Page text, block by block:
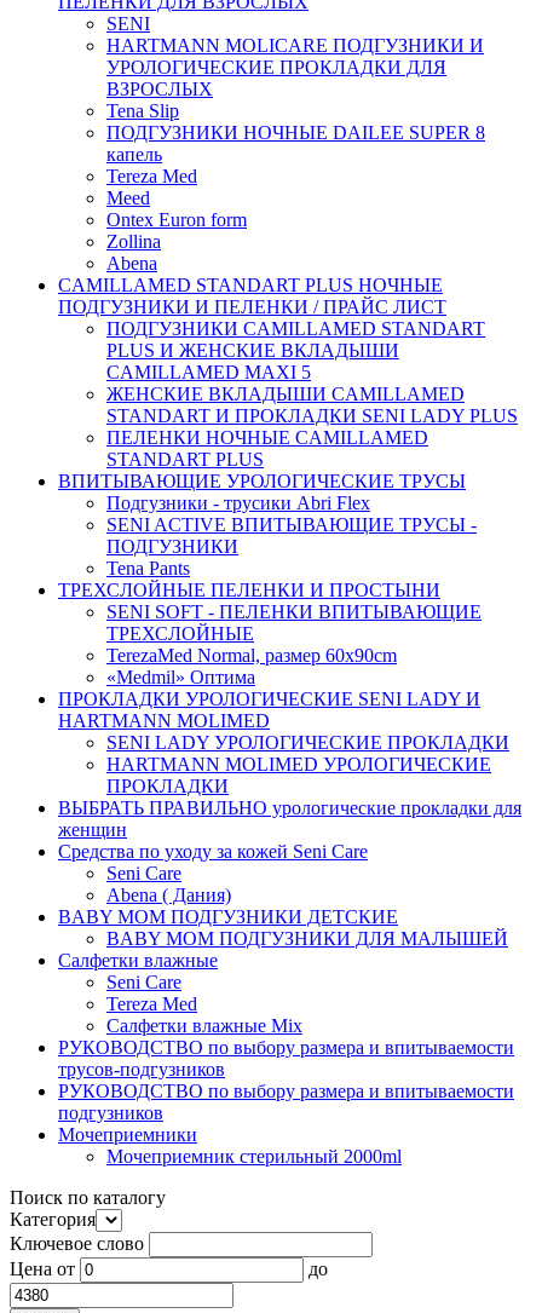
SENI
HARTMANN MOLICARE ПОДГУЗНИКИ И
УРОЛОГИЧЕСКИЕ ПРОКЛАДКИ ДЛЯ
ВЗРОСЛЫХ
Tena Slip
ПОДГУЗНИКИ НОЧНЫЕ DAILEE SUPER 8
капель
Tereza Med
Meed
Ontex Euron form
Zollina
Abena
CAMILLAMED STANDART PLUS НОЧНЫЕ
ПОДГУЗНИКИ И ПЕЛЕНКИ / ПРАЙС ЛИСТ
ПОДГУЗНИКИ CAMILLAMED STANDART
PLUS И ЖЕНСКИЕ ВКЛАДЫШИ
CAMILLAMED MAXI 5
ЖЕНСКИЕ ВКЛАДЫШИ CAMILLAMED
STANDART И ПРОКЛАДКИ SENI LADY PLUS
ПЕЛЕНКИ НОЧНЫЕ CAMILLAMED
STANDART PLUS
ВПИТЫВАЮЩИЕ УРОЛОГИЧЕСКИЕ ТРУСЫ
Подгузники - трусики Abri Flex
SENI ACTIVE ВПИТЫВАЮЩИЕ ТРУСЫ -
ПОДГУЗНИКИ
Tena Pants
ТРЕХСЛОЙНЫЕ ПЕЛЕНКИ И ПРОСТЫНИ
SENI SOFT - ПЕЛЕНКИ ВПИТЫВАЮЩИЕ
ТРЕХСЛОЙНЫЕ
TerezaMed Normal, размер 60x90cm
«Medmil» Оптима
ПРОКЛАДКИ УРОЛОГИЧЕСКИЕ SENI LADY И
HARTMANN MOLIMED
SENI LADY УРОЛОГИЧЕСКИЕ ПРОКЛАДКИ
HARTMANN MOLIMED УРОЛОГИЧЕСКИЕ
ПРОКЛАДКИ
ВЫБРАТЬ ПРАВИЛЬНО урологические прокладки для
женщин
Средства по уходу за кожей Seni Care
Seni Care
Abena ( Дания)
BABY MOM ПОДГУЗНИКИ ДЕТСКИЕ
BABY MOM ПОДГУЗНИКИ ДЛЯ МАЛЫШЕЙ
Салфетки влажные
Seni Care
Tereza Med
Салфетки влажные Mix
РУКОВОДСТВО по выбору размера и впитываемости
трусов-подгузников
РУКОВОДСТВО по выбору размера и впитываемости
подгузников
Мочеприемники
Мочеприемник стерильный 2000ml
Поиск по каталогу
Категория
Ключевое слово
Цена от до